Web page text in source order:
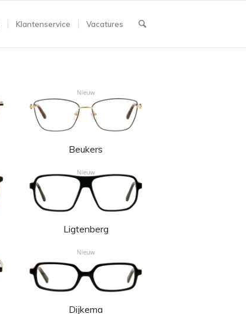
Klantenservice Vacatures
Beukers
Ligtenberg
Dijkema